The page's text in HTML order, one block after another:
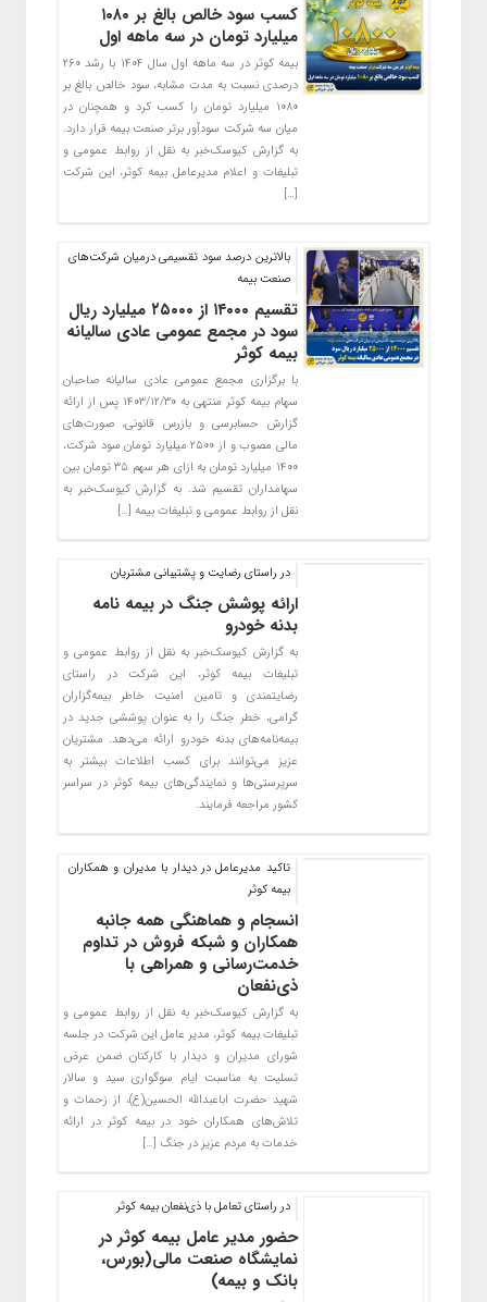
کسب سود خالص بالغ بر ۱۰۸۰
میلیارد تومان در سه ماهه اول
بیمه کوثر در سه ماهه اول سال ۱۴۰۴ با رشد ۲۶۰
درصدی نسبت به مدت مشابه، سود خالص بالغ بر
۱۰۸۰ میلیارد تومان را کسب کرد و همچنان در
میان سه شرکت سودآور برتر صنعت بیمه قرار دارد.
به گزارش کیوسک‌خبر به نقل از روابط عمومی و
تبلیغات و اعلام مدیرعامل بیمه کوثر، این شرکت
[…]
بالاترین درصد سود تقسیمی درمیان شرکت‌های
صنعت بیمه
تقسیم ۱۴۰۰۰ از ۲۵۰۰۰ میلیارد ریال
سود در مجمع عمومی عادی سالیانه
بیمه کوثر
با برگزاری مجمع عمومی عادی سالیانه صاحبان
سهام بیمه کوثر منتهی به ۱۴۰۳/۱۲/۳۰ پس از ارائه
گزارش حسابرسی و بازرس قانونی، صورت‌های
مالی مصوب و از ۲۵۰۰ میلیارد تومان سود شرکت،
۱۴۰۰ میلیارد تومان به ازای هر سهم ۳۵ تومان بین
سهامداران تقسیم شد. به گزارش کیوسک‌خبر به
نقل از روابط عمومی و تبلیغات بیمه […]
در راستای رضایت و پشتیبانی مشتریان
ارائه پوشش جنگ در بیمه نامه
بدنه خودرو
به گزارش کیوسک‌خبر به نقل از روابط عمومی و
تبلیغات بیمه کوثر، این شرکت در راستای
رضایتمندی و تامین امنیت خاطر بیمه‌گزاران
گرامی، خطر جنگ را به عنوان پوششی جدید در
بیمه‌نامه‌های بدنه خودرو ارائه می‌دهد. مشتریان
عزیز می‌توانند برای کسب اطلاعات بیشتر به
سرپرستی‌ها و نمایندگی‌های بیمه کوثر در سراسر
کشور مراجعه فرمایند.
تاکید مدیرعامل در دیدار با مدیران و همکاران
بیمه کوثر
انسجام و هماهنگی همه جانبه
همکاران و شبکه فروش در تداوم
خدمت‌رسانی و همراهی با
ذی‌نفعان
به گزارش کیوسک‌خبر به نقل از روابط عمومی و
تبلیغات بیمه کوثر، مدیر عامل این شرکت در جلسه
شورای مدیران و دیدار با کارکنان ضمن عرض
تسلیت به مناسبت ایام سوگواری سید و سالار
شهید حضرت اباعبدالله الحسین(ع)، از زحمات و
تلاش‌های همکاران خود در بیمه کوثر در ارائه
خدمات به مردم عزیز در جنگ […]
در راستای تعامل با ذی‌نفعان بیمه کوثر
حضور مدیر عامل بیمه کوثر در
نمایشگاه صنعت مالی(بورس،
بانک و بیمه)